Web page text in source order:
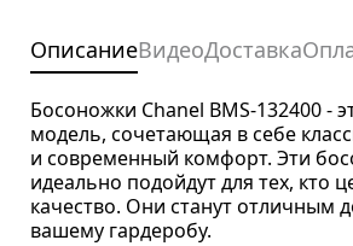
ОписаниеВидеоДоставка
Босоножки Chanel BMS-132400 -
модель, сочетающая в себе
и современный комфорт. Эти
идеально подойдут для тех, кто
качество. Они станут отличным
вашему гардеробу.